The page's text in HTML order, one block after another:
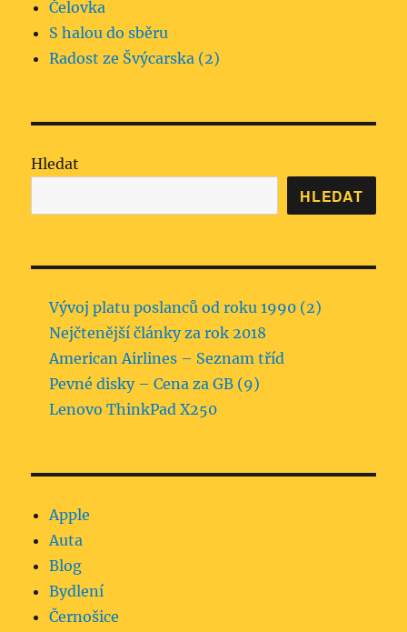
Čelovka
S halou do sběru
Radost ze Švýcarska (2)
Hledat
HLEDAT
Vývoj platu poslanců od roku 1990 (2)
Nejčtenější články za rok 2018
American Airlines – Seznam tříd
Pevné disky – Cena za GB (9)
Lenovo ThinkPad X250
Apple
Auta
Blog
Bydlení
Černošice